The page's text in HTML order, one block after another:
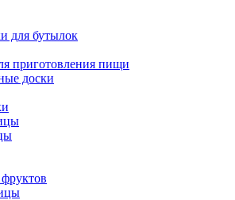
для бутылок
приготовления пищи
доски